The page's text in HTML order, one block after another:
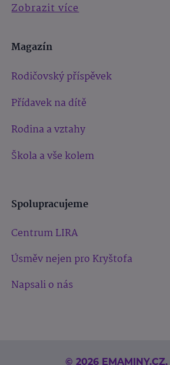
Zobrazit více
Magazín
Rodičovský příspěvek
Přídavek na dítě
Rodina a vztahy
Škola a vše kolem
Spolupracujeme
Centrum LIRA
Úsměv nejen pro Kryštofa
Napsali o nás
© 2026 EMAMINY.CZ,